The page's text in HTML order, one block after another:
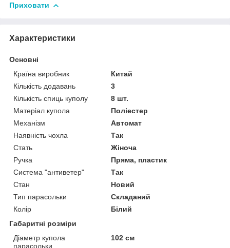
Приховати
Характеристики
Основні
Країна виробник
Китай
Кількість додавань
3
Кількість спиць куполу
8 шт.
Матеріал купола
Поліестер
Механізм
Автомат
Наявність чохла
Так
Стать
Жіноча
Ручка
Пряма, пластик
Система "антиветер"
Так
Стан
Новий
Тип парасольки
Складаний
Колір
Білий
Габаритні розміри
Діаметр купола
парасольки
102 см